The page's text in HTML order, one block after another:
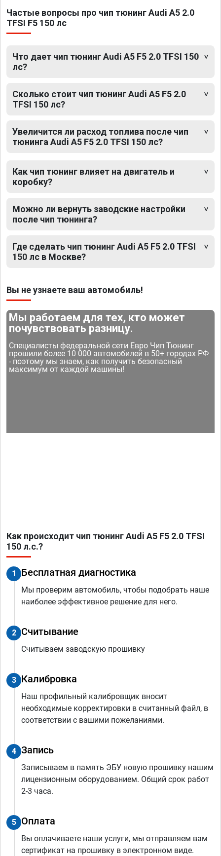
Частые вопросы про чип тюнинг Audi A5 2.0
TFSI F5 150 лс
Что дает чип тюнинг Audi A5 F5 2.0 TFSI 150
лс?
Сколько стоит чип тюнинг Audi A5 F5 2.0
TFSI 150 лс?
Увеличится ли расход топлива после чип
тюнинга Audi A5 F5 2.0 TFSI 150 лс?
Как чип тюнинг влияет на двигатель и
коробку?
Можно ли вернуть заводские настройки
после чип тюнинга?
Где сделать чип тюнинг Audi A5 F5 2.0 TFSI
150 лс в Москве?
Вы не узнаете ваш автомобиль!
Мы работаем для тех, кто может
почувствовать разницу.
Специалисты федеральной сети Евро Чип Тюнинг
прошили более 10 000 автомобилей в 50+ городах РФ
- поэтому мы знаем, как получить безопасный
максимум от каждой машины!
Как происходит чип тюнинг Audi A5 F5 2.0 TFSI
150 л.с.?
1 Бесплатная диагностика
Мы проверим автомобиль, чтобы подобрать наше
наиболее эффективное решение для него.
2 Считывание
Считываем заводскую прошивку
3 Калибровка
Наш профильный калибровщик вносит
необходимые корректировки в считанный файл, в
соответствии с вашими пожеланиями.
4 Запись
Записываем в память ЭБУ новую прошивку нашим
лицензионным оборудованием. Общий срок работ
2-3 часа.
5 Оплата
Вы оплачиваете наши услуги, мы отправляем вам
сертификат на прошивку в электронном виде.